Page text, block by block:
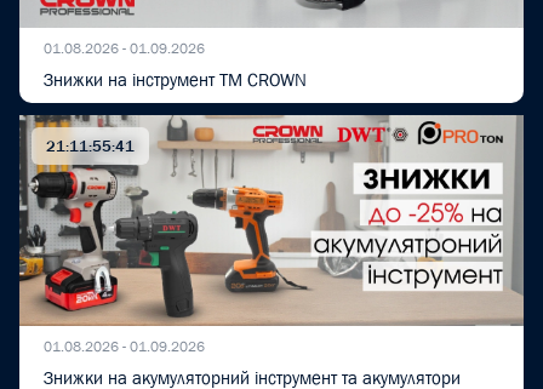
01.08.2026 - 01.09.2026
Знижки на інструмент TM CROWN
01.08.2026 - 01.09.2026
Знижки на акумуляторний інструмент та акумулятори
21:11:55:40